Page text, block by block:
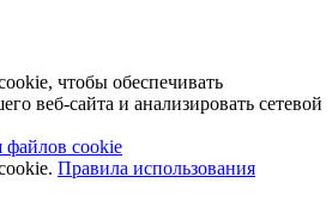
чтобы обеспечивать
веб-сайта и анализировать сетевой
файлов cookie
Правила использования